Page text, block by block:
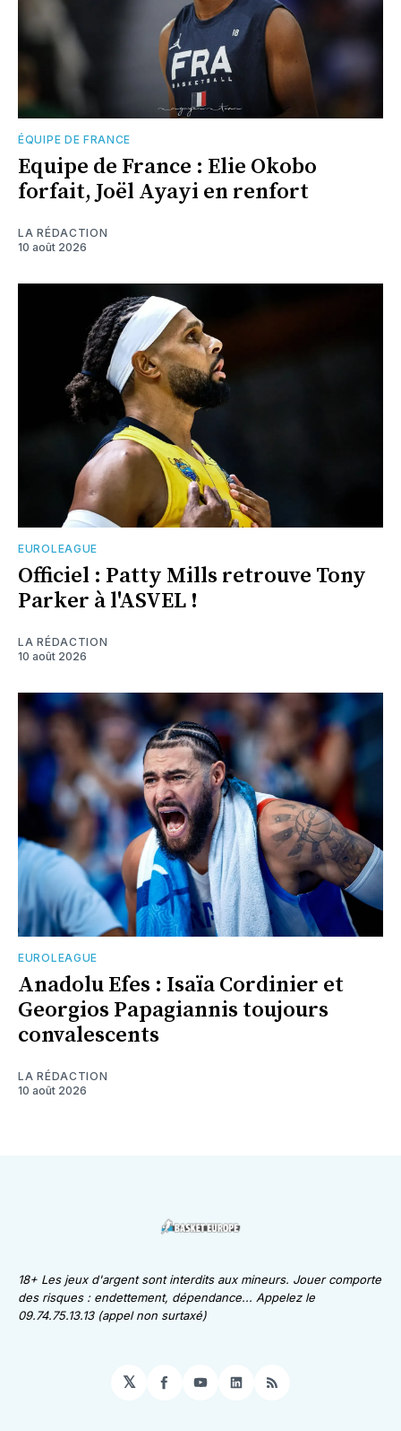
ÉQUIPE DE FRANCE
Equipe de France : Elie Okobo
forfait, Joël Ayayi en renfort
LA RÉDACTION
10 août 2026
EUROLEAGUE
Officiel : Patty Mills retrouve Tony
Parker à l'ASVEL !
LA RÉDACTION
10 août 2026
EUROLEAGUE
Anadolu Efes : Isaïa Cordinier et
Georgios Papagiannis toujours
convalescents
LA RÉDACTION
10 août 2026
18+ Les jeux d'argent sont interdits aux mineurs. Jouer comporte
des risques : endettement, dépendance... Appelez le
09.74.75.13.13 (appel non surtaxé)
𝕏 Facebook
YouTube
LinkedIn
RSS